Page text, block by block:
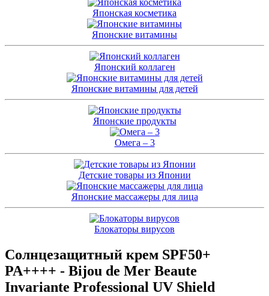
Японская косметика
Японские витамины
Японский коллаген
Японские витамины для детей
Японские продукты
Омега – 3
Детские товары из Японии
Японские массажеры для лица
Блокаторы вирусов
Cолнцезащитный крем SPF50+
PA++++ - Bijou de Mer Beaute
Invariante Professional UV Shield